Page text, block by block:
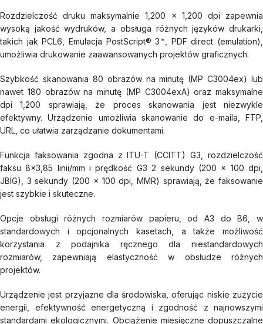
Rozdzielczość druku maksymalnie 1,200 x 1,200 dpi zapewnia
wysoką jakość wydruków, a obsługa różnych języków drukarki,
takich jak PCL6, Emulacja PostScript® 3™, PDF direct (emulation),
umożliwia drukowanie zaawansowanych projektów graficznych.
Szybkość skanowania 80 obrazów na minutę (MP C3004ex) lub
nawet 180 obrazów na minutę (MP C3004exA) oraz maksymalne
dpi 1,200 sprawiają, że proces skanowania jest niezwykle
efektywny. Urządzenie umożliwia skanowanie do e-maila, FTP,
URL, co ułatwia zarządzanie dokumentami.
Funkcja faksowania zgodna z ITU-T (CCITT) G3, rozdzielczość
faksu 8×3,85 linii/mm i prędkość G3 2 sekundy (200 x 100 dpi,
JBIG), 3 sekundy (200 x 100 dpi, MMR) sprawiają, że faksowanie
jest szybkie i skuteczne.
Opcje obsługi różnych rozmiarów papieru, od A3 do B6, w
standardowych i opcjonalnych kasetach, a także możliwość
korzystania z podajnika ręcznego dla niestandardowych
rozmiarów, zapewniają elastyczność w obsłudze różnych
projektów.
Urządzenie jest przyjazne dla środowiska, oferując niskie zużycie
energii, efektywność energetyczną i zgodność z najnowszymi
standardami ekologicznymi. Obciążenie miesięczne dopuszczalne